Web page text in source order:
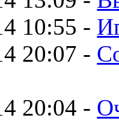
10:55 -
20:07 -
20:04 -